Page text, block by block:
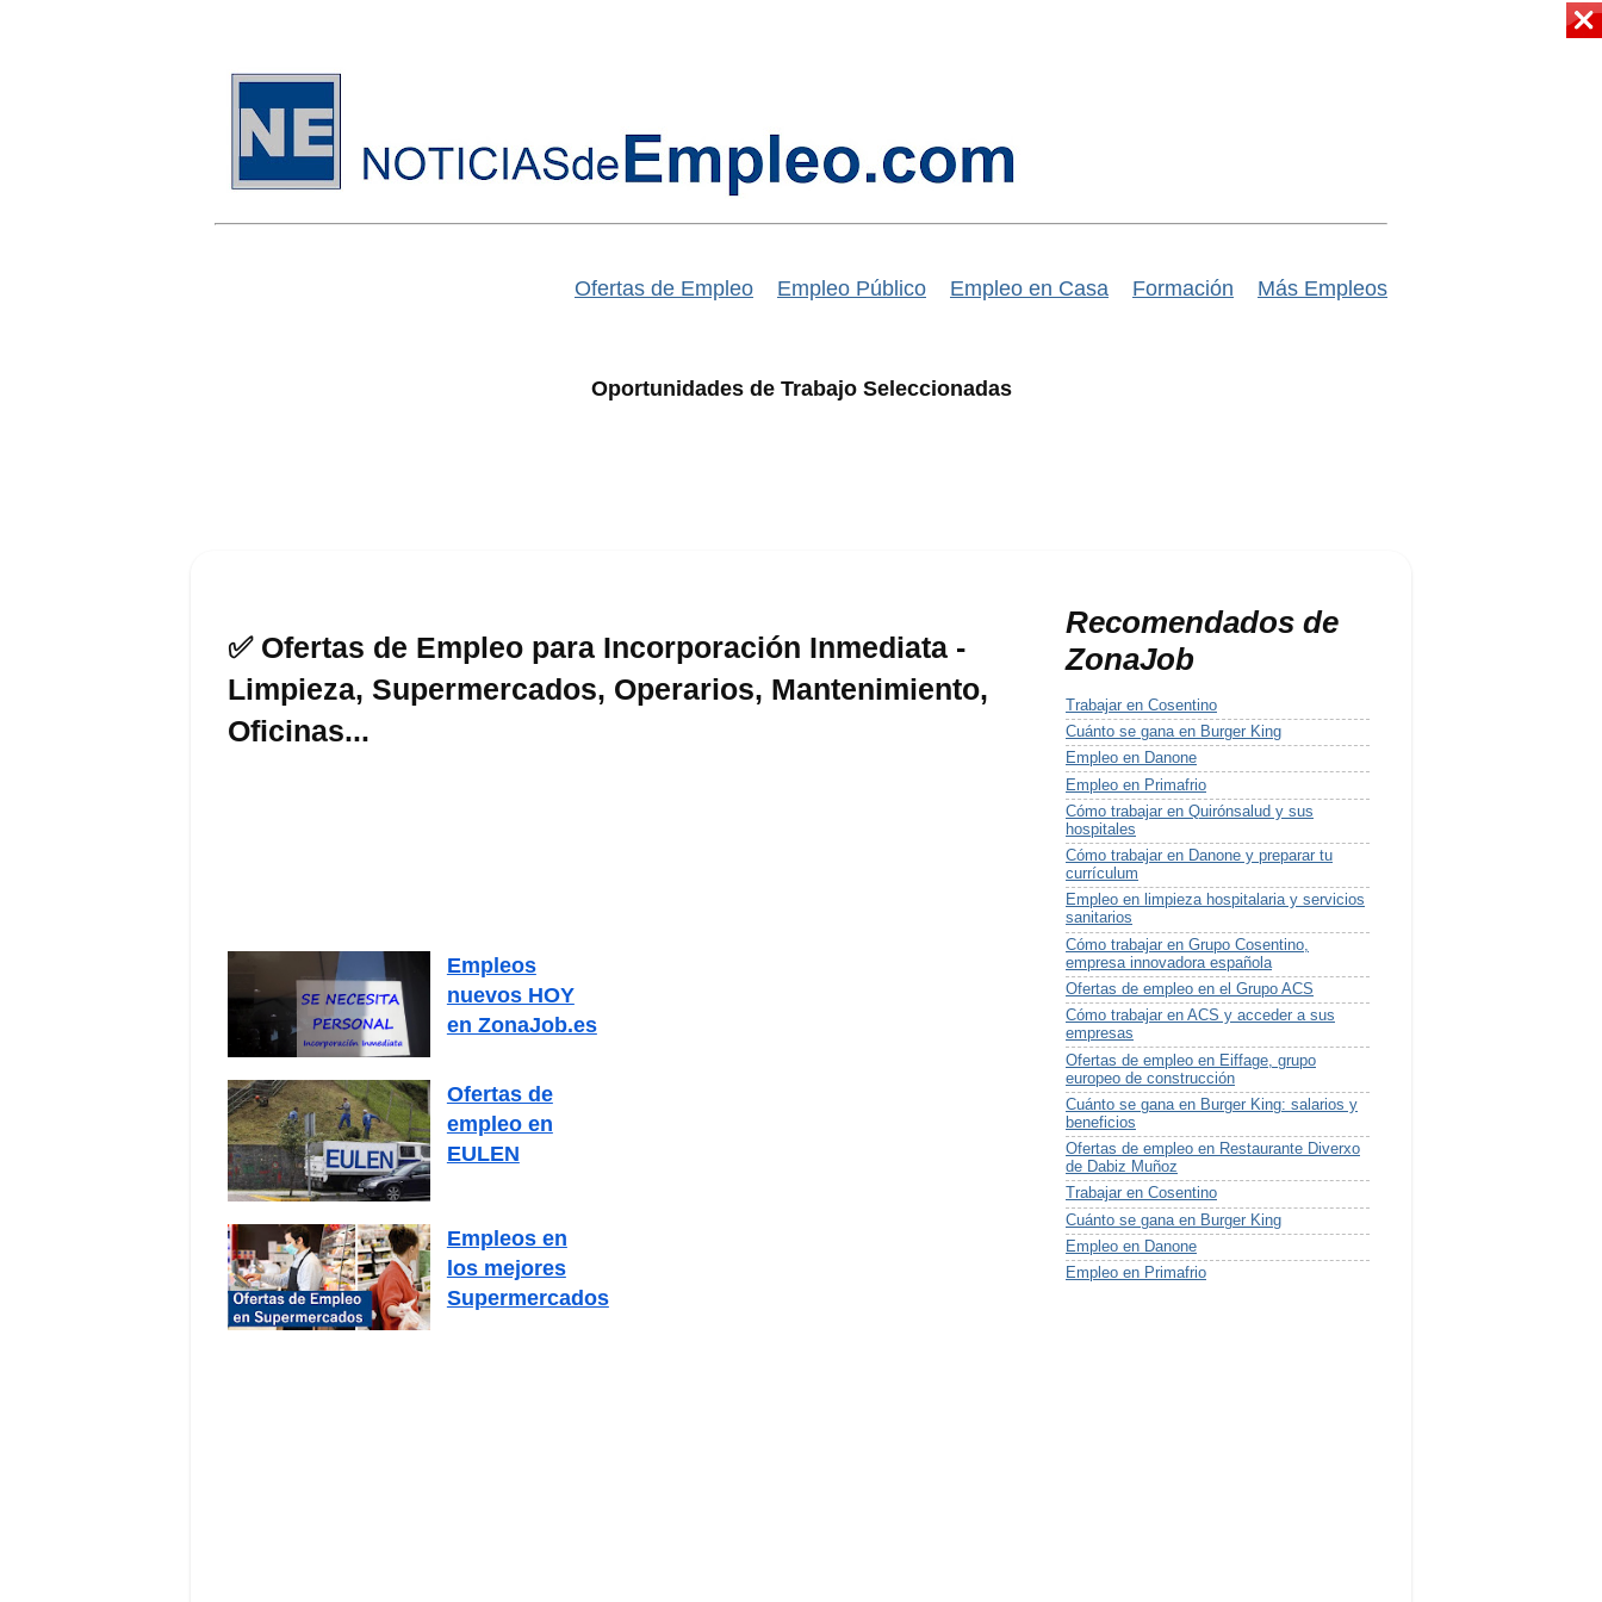
Ofertas de Empleo Empleo Público Empleo en Casa Formación Más Empleos
Oportunidades de Trabajo Seleccionadas
✅ Ofertas de Empleo para Incorporación Inmediata -
Limpieza, Supermercados, Operarios, Mantenimiento,
Oficinas...
Empleos
nuevos HOY
en ZonaJob.es
Ofertas de
empleo en
EULEN
Empleos en
los mejores
Supermercados
Recomendados de
ZonaJob
Trabajar en Cosentino
Cuánto se gana en Burger King
Empleo en Danone
Empleo en Primafrio
Cómo trabajar en Quirónsalud y sus
hospitales
Cómo trabajar en Danone y preparar tu
currículum
Empleo en limpieza hospitalaria y servicios
sanitarios
Cómo trabajar en Grupo Cosentino,
empresa innovadora española
Ofertas de empleo en el Grupo ACS
Cómo trabajar en ACS y acceder a sus
empresas
Ofertas de empleo en Eiffage, grupo
europeo de construcción
Cuánto se gana en Burger King: salarios y
beneficios
Ofertas de empleo en Restaurante Diverxo
de Dabiz Muñoz
Trabajar en Cosentino
Cuánto se gana en Burger King
Empleo en Danone
Empleo en Primafrio